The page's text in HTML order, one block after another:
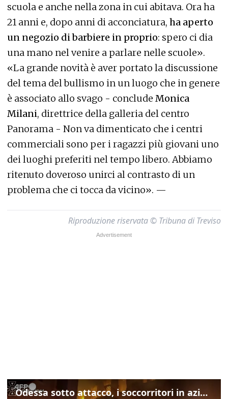
scuola e anche nella zona in cui abitava. Ora ha
21 anni e, dopo anni di acconciatura, ha aperto
un negozio di barbiere in proprio: spero ci dia
una mano nel venire a parlare nelle scuole».
«La grande novità è aver portato la discussione
del tema del bullismo in un luogo che in genere
è associato allo svago - conclude Monica
Milani, direttrice della galleria del centro
Panorama - Non va dimenticato che i centri
commerciali sono per i ragazzi più giovani uno
dei luoghi preferiti nel tempo libero. Abbiamo
ritenuto doveroso unirci al contrasto di un
problema che ci tocca da vicino». —
Riproduzione riservata © Tribuna di Treviso
Odessa sotto attacco, i soccorritori in azione